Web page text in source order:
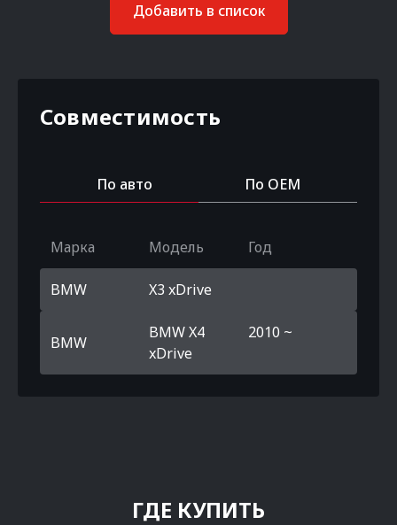
Добавить в список
Совместимость
По авто По OEM
Марка Модель Год
BMW X3 xDrive
BMW
BMW X4
xDrive
2010 ~
ГДЕ КУПИТЬ